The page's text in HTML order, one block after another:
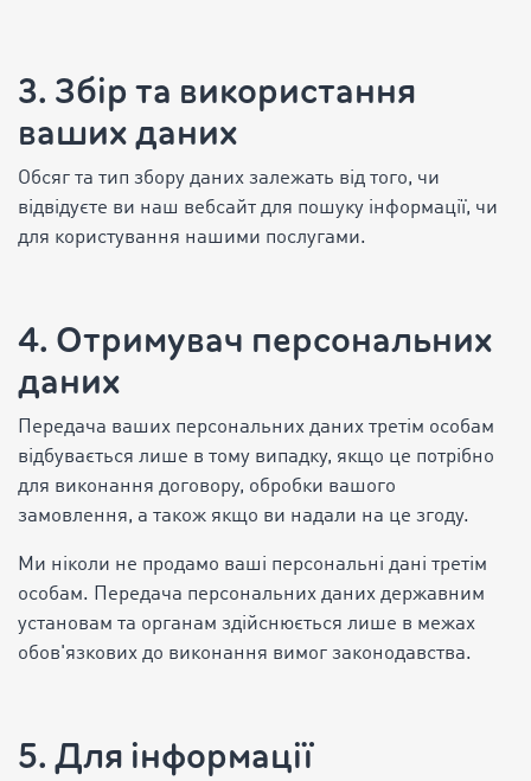
3. Збір та використання
ваших даних
Обсяг та тип збору даних залежать від того, чи
відвідуєте ви наш вебсайт для пошуку інформації, чи
для користування нашими послугами.
4. Отримувач персональних
даних
Передача ваших персональних даних третім особам
відбувається лише в тому випадку, якщо це потрібно
для виконання договору, обробки вашого
замовлення, а також якщо ви надали на це згоду.
Ми ніколи не продамо ваші персональні дані третім
особам. Передача персональних даних державним
установам та органам здійснюється лише в межах
обов'язкових до виконання вимог законодавства.
5. Для інформації